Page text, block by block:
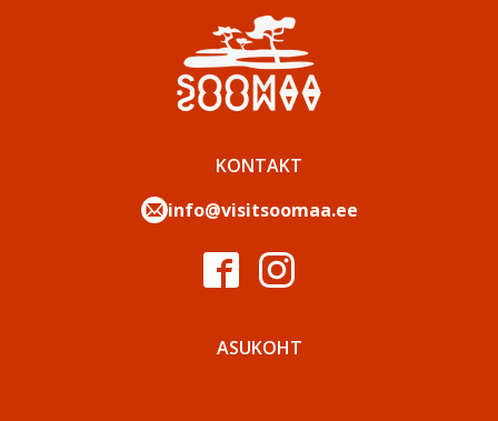
KONTAKT
info@visitsoomaa.ee
ASUKOHT